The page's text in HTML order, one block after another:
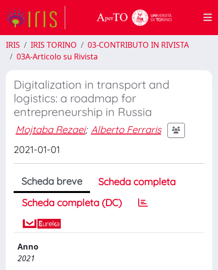
IRIS IRIS TORINO
03-CONTRIBUTO IN RIVISTA
03A-Articolo su Rivista
Digitalization in transport and
logistics: a roadmap for
entrepreneurship in Russia
Mojtaba Rezaei; Alberto Ferraris
2021-01-01
Scheda breve
Scheda completa
Scheda completa (DC)
Anno
2021